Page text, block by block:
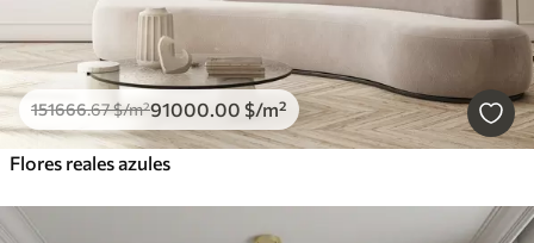
151666.67$/m²91000.00 $/m²
Flores reales azules